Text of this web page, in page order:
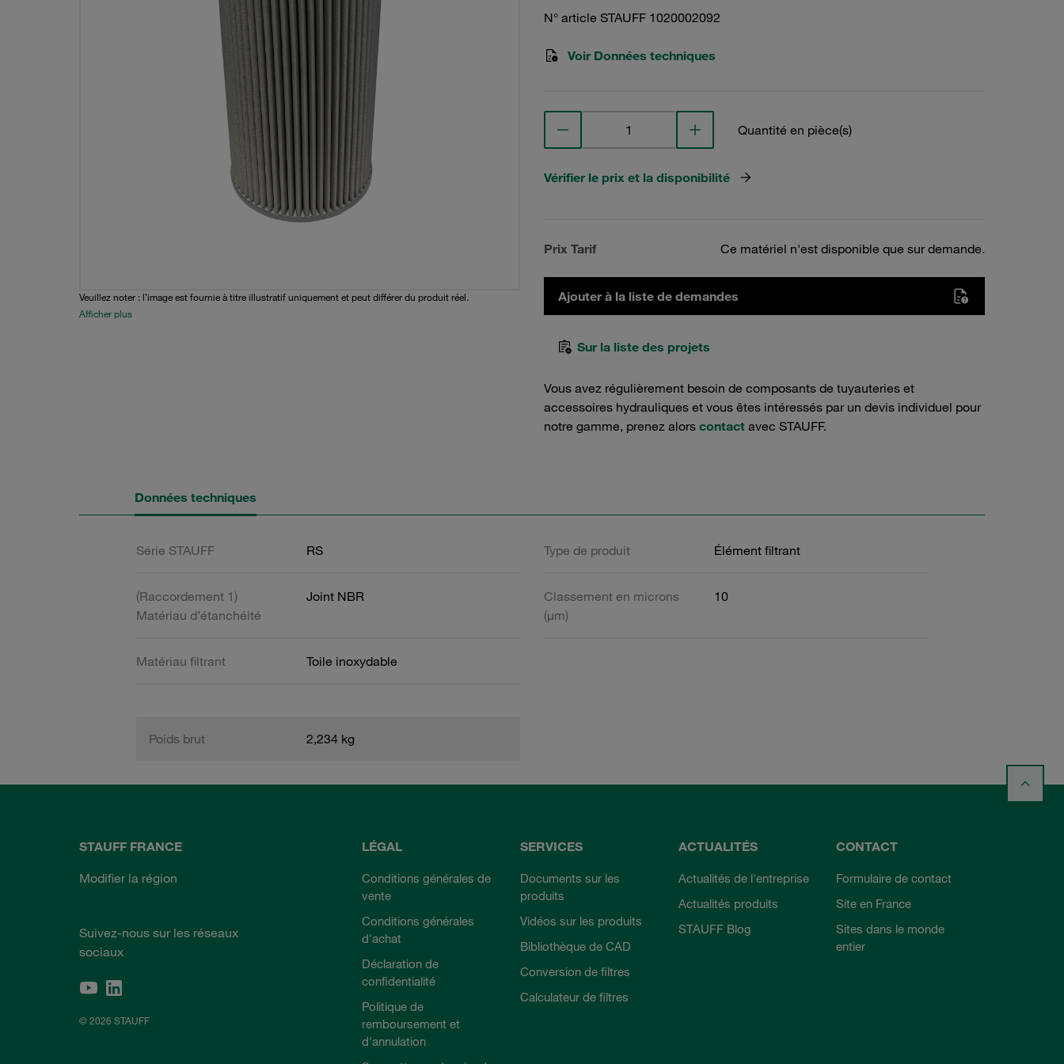
Veuillez noter : l’image est fournie à titre illustratif uniquement et peut différer du produit réel.
Afficher plus
N° article STAUFF 1020002092
Voir Données techniques
Quantité en pièce(s)
Vérifier le prix et la disponibilité
Prix Tarif Ce matériel n'est disponible que sur demande.
Ajouter à la liste de demandes
Sur la liste des projets
Vous avez régulièrement besoin de composants de tuyauteries et
accessoires hydrauliques et vous êtes intéressés par un devis individuel pour
notre gamme, prenez alors contact avec STAUFF.
Données techniques
Série STAUFF RS Type de produit Élément filtrant
(Raccordement 1)
Matériau d’étanchéité
Joint NBR
Classement en microns
(µm)
10
Matériau filtrant Toile inoxydable
Poids brut 2,234 kg
STAUFF FRANCE
Modifier la région
Suivez-nous sur les réseaux
sociaux
© 2026 STAUFF
LÉGAL
Conditions générales de
vente
Conditions générales
d'achat
Déclaration de
confidentialité
Politique de
remboursement et
d'annulation
SERVICES
Documents sur les
produits
Vidéos sur les produits
Bibliothèque de CAD
Conversion de filtres
Calculateur de filtres
ACTUALITÉS
Actualités de l'entreprise
Actualités produits
STAUFF Blog
CONTACT
Formulaire de contact
Site en France
Sites dans le monde
entier